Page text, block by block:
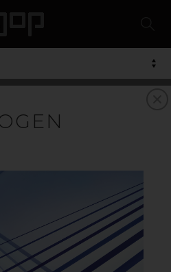
i samfunnet.
kjemisk bestandighet og
I sin rene form er PVC
å blande inn elastere eller
varieres fra myke til stive